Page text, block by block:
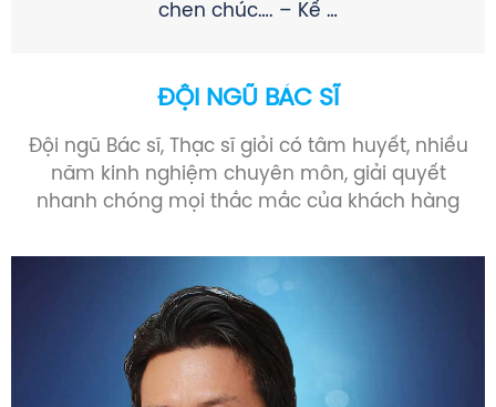
ĐỘI NGŨ BÁC SĨ
năm kinh nghiệm chuyên môn, giải quyết
nhanh chóng mọi thắc mắc của khách hàng